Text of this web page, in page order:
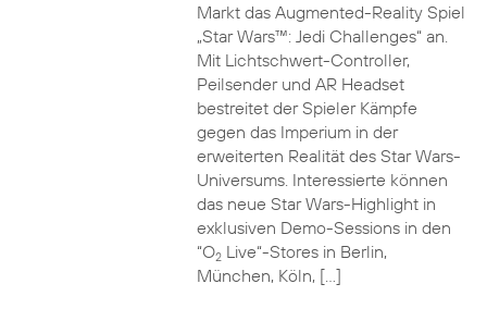
Markt das Augmented-Reality Spiel
„Star Wars™: Jedi Challenges“ an.
Mit Lichtschwert-Controller,
Peilsender und AR Headset
bestreitet der Spieler Kämpfe
gegen das Imperium in der
erweiterten Realität des Star Wars-
Universums. Interessierte können
das neue Star Wars-Highlight in
exklusiven Demo-Sessions in den
“O2Live“-Stores in Berlin,
München, Köln, […]